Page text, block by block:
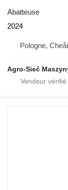
Abatteuse
2024
Pologne,
Agro-Sieć